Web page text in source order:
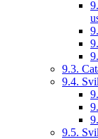
9.3.
9.4.
9.5.